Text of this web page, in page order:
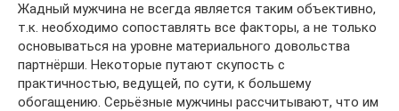
Жадный мужчина не всегда является таким объективно,
т.к. необходимо сопоставлять все факторы, а не только
основываться на уровне материального довольства
партнёрши. Некоторые путают скупость с
практичностью, ведущей, по сути, к большему
обогащению. Серьёзные мужчины рассчитывают, что им